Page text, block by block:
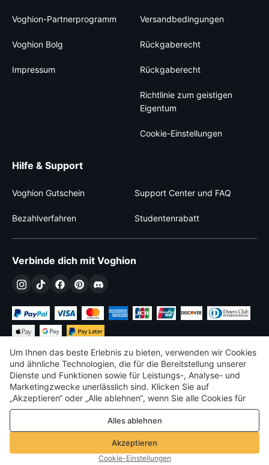
Voghion-Partnerprogramm
Voghion Bolg
Impressum
Versandbedingungen
Rückgaberecht
Rückgaberecht
Richtlinie zum geistigen
Eigentum
Cookie-Einstellungen
Hilfe & Support
Voghion Gutschein Support Center und FAQ
Bezahlverfahren Studentenrabatt
Verbinde dich mit Voghion
€ EUR Germany
©2026 Voghion
Terms & amp; Bedingungen
Datenschutz- und Cookie-Richtlinie
Community-Richtlinien
Um Ihnen das beste Erlebnis zu bieten, verwenden wir Cookies
und ähnliche Technologien, die für die Bereitstellung unserer
Dienste und Funktionen sowie für Leistungs-, Analyse- und
Marketingzwecke unerlässlich sind. Klicken Sie auf
„Akzeptieren“ oder „Alle ablehnen“, wenn Sie alle Cookies für
Leistungs-, Analyse- und Marketingzwecke zulassen oder
ablehnen möchten. Weitere Informationen finden Sie in unserer
Datenschutz- und Cookie-Richtlinie
Alles ablehnen
Akzeptieren
Cookie-Einstellungen